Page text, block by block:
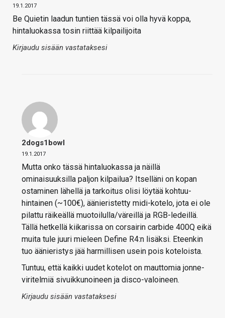
19.1.2017
Be Quietin laadun tuntien tässä voi olla hyvä koppa,
hintaluokassa tosin riittää kilpailijoita
Kirjaudu sisään vastataksesi
2dogs1bowl
19.1.2017
Mutta onko tässä hintaluokassa ja näillä
ominaisuuksilla paljon kilpailua? Itselläni on kopan
ostaminen lähellä ja tarkoitus olisi löytää kohtuu-
hintainen (~100€), äänieristetty midi-kotelo, jota ei ole
pilattu räikeällä muotoilulla/väreillä ja RGB-ledeillä.
Tällä hetkellä kiikarissa on corsairin carbide 400Q eikä
muita tule juuri mieleen Define R4:n lisäksi. Eteenkin
tuo äänieristys jää harmillisen usein pois koteloista.
Tuntuu, että kaikki uudet kotelot on mauttomia jonne-
viritelmiä sivuikkunoineen ja disco-valoineen.
Kirjaudu sisään vastataksesi